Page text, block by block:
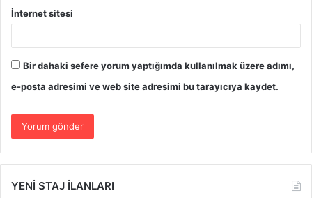
İnternet sitesi
Bir dahaki sefere yorum yaptığımda kullanılmak üzere adımı,
e-posta adresimi ve web site adresimi bu tarayıcıya kaydet.
YENİ STAJ İLANLARI